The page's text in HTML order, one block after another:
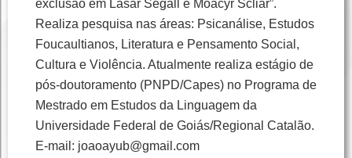
exclusão em Lasar Segall e Moacyr Scliar”.
Realiza pesquisa nas áreas: Psicanálise, Estudos
Foucaultianos, Literatura e Pensamento Social,
Cultura e Violência. Atualmente realiza estágio de
pós-doutoramento (PNPD/Capes) no Programa de
Mestrado em Estudos da Linguagem da
Universidade Federal de Goiás/Regional Catalão.
E-mail: joaoayub@gmail.com